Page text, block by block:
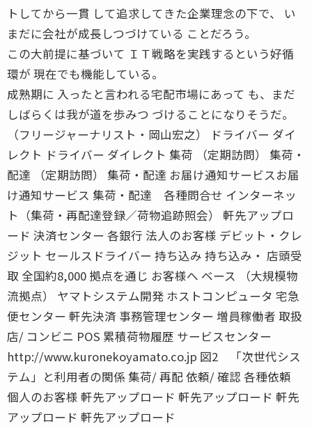
トしてから一貫 して追求してきた企業理念の下で、 い
まだに会社が成長しつづけている ことだろう。
この大前提に基づいて ＩＴ戦略を実践するという好循
環が 現在でも機能している。
成熟期に 入ったと言われる宅配市場にあって も、まだ
しばらくは我が道を歩みつ づけることになりそうだ。
（フリージャーナリスト・岡山宏之） ドライバー ダイ
レクト ドライバー ダイレクト 集荷 （定期訪問） 集荷・
配達 （定期訪問） 集荷・配達 お届け通知サービスお届
け通知サービス 集荷・配達 各種問合せ インターネッ
ト（集荷・再配達登録／荷物追跡照会） 軒先アップロ
ード 決済センター 各銀行 法人のお客様 デビット・クレ
ジット セールスドライバー 持ち込み 持ち込み・ 店頭受
取 全国約8,000 拠点を通じ お客様へ ベース （大規模物
流拠点） ヤマトシステム開発 ホストコンピュータ 宅急
便センター 軒先決済 事務管理センター 増員稼働者 取扱
店/ コンビニ POS 累積荷物履歴 サービスセンター
http://www.kuronekoyamato.co.jp 図2 「次世代シス
テム」と利用者の関係 集荷/ 再配 依頼/ 確認 各種依頼
個人のお客様 軒先アップロード 軒先アップロード 軒先
アップロード 軒先アップロード